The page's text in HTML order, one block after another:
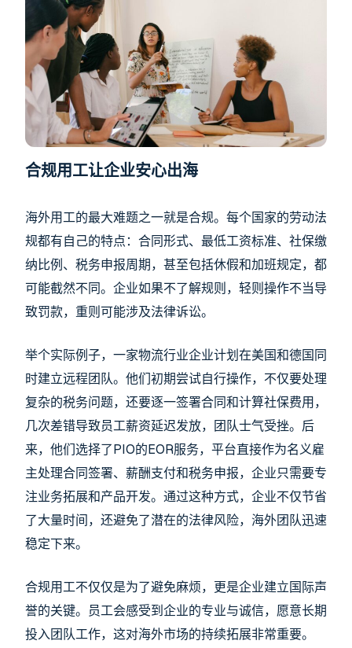
合规用工让企业安心出海
海外用工的最大难题之一就是合规。每个国家的劳动法
规都有自己的特点：合同形式、最低工资标准、社保缴
纳比例、税务申报周期，甚至包括休假和加班规定，都
可能截然不同。企业如果不了解规则，轻则操作不当导
致罚款，重则可能涉及法律诉讼。
举个实际例子，一家物流行业企业计划在美国和德国同
时建立远程团队。他们初期尝试自行操作，不仅要处理
复杂的税务问题，还要逐一签署合同和计算社保费用，
几次差错导致员工薪资延迟发放，团队士气受挫。后
来，他们选择了PIO的EOR服务，平台直接作为名义雇
主处理合同签署、薪酬支付和税务申报，企业只需要专
注业务拓展和产品开发。通过这种方式，企业不仅节省
了大量时间，还避免了潜在的法律风险，海外团队迅速
稳定下来。
合规用工不仅仅是为了避免麻烦，更是企业建立国际声
誉的关键。员工会感受到企业的专业与诚信，愿意长期
投入团队工作，这对海外市场的持续拓展非常重要。